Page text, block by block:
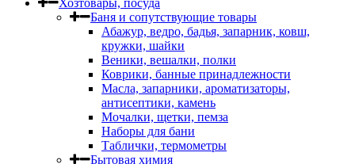
Хозтовары, посуда
Баня и сопутствующие товары
Абажур, ведро, бадья, запарник, ковш,
кружки, шайки
Веники, вешалки, полки
Коврики, банные принадлежности
Масла, запарники, ароматизаторы,
антисептики, камень
Мочалки, щетки, пемза
Наборы для бани
Таблички, термометры
Бытовая химия